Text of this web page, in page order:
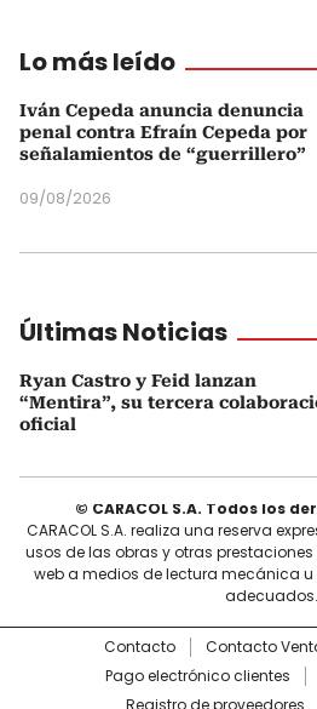
Lo más leído
Iván Cepeda anuncia denuncia
penal contra Efraín Cepeda por
señalamientos de “guerrillero”
09/08/2026
Últimas Noticias
Ryan Castro y Feid lanzan
“Mentira”, su tercera
oficial
© CARACOL S.A. Todos los
CARACOL S.A. realiza una reserva
usos de las obras y otras
web a medios de lectura mecánica u
adecuados.
Contacto Contacto
Pago electrónico clientes
Registro de proveedores